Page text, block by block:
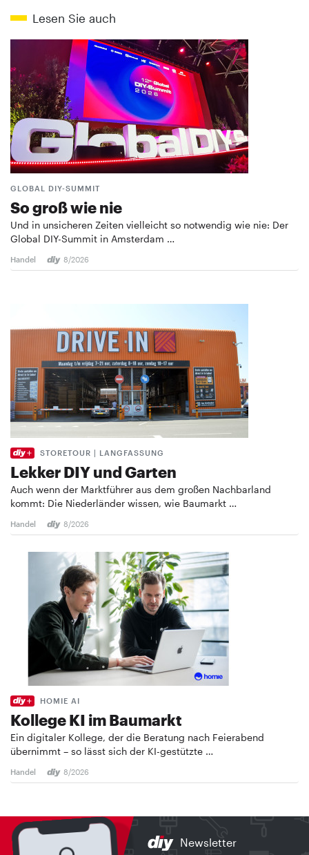
Lesen Sie auch
GLOBAL DIY-SUMMIT
So groß wie nie
Und in unsicheren Zeiten vielleicht so notwendig wie nie: Der
Global DIY-Summit in Amsterdam …
Handel 8/2026
STORETOUR | LANGFASSUNG
Lekker DIY und Garten
Auch wenn der Marktführer aus dem großen Nachbarland
kommt: Die Niederländer wissen, wie Baumarkt …
Handel 8/2026
HOMIE AI
Kollege KI im Baumarkt
Ein digitaler Kollege, der die Beratung nach Feierabend
übernimmt – so lässt sich der KI-gestützte …
Handel 8/2026
Newsletter